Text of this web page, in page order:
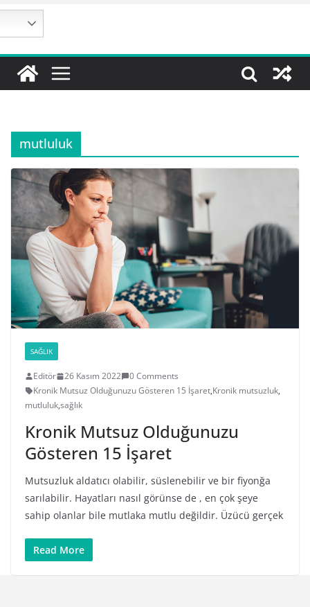
mutluluk
SAĞLIK
Editör 26 Kasım 2022
0 Comments
Kronik Mutsuz Olduğunuzu Gösteren 15 İşaret,Kronik mutsuzluk,
mutluluk,sağlık
Kronik Mutsuz Olduğunuzu
Gösteren 15 İşaret
Mutsuzluk aldatıcı olabilir, süslenebilir ve bir fiyonğa
sarılabilir. Hayatları nasıl görünse de , en çok şeye
sahip olanlar bile mutlaka mutlu değildir. Üzücü gerçek
Read More